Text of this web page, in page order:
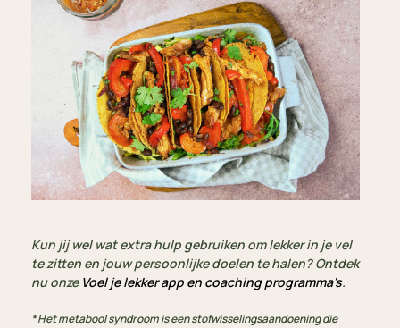
Kun jij wel wat extra hulp gebruiken om lekker in je vel
te zitten en jouw persoonlijke doelen te halen? Ontdek
nu onze Voel je lekker app en coaching programma's.
* Het metabool syndroom is een stofwisselingsaandoening die